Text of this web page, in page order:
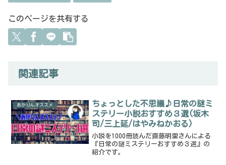
このページを共有する
関連記事
あかりんオススメ
ちょっとした不思議♪日常の謎ミ
ステリー小説おすすめ３選(坂木
司/三上延/はやみねかおる)
小説を1000冊読んだ齋藤明里さんによる
『日常の謎ミステリーおすすめ３選』の
紹介です。